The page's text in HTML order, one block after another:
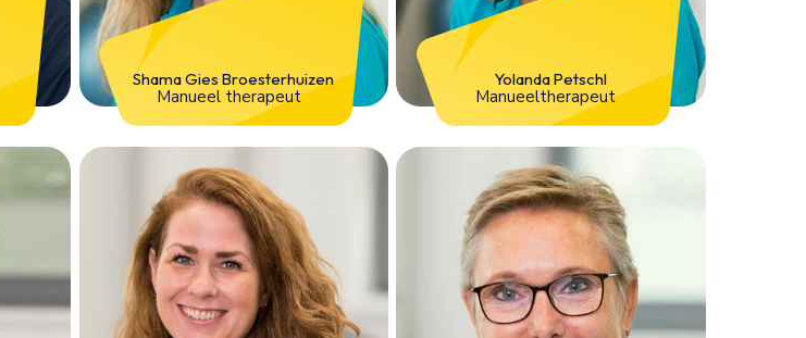
Shama Gies Broesterhuizen
Manueel therapeut
Yolanda Petschl
Manueeltherapeut